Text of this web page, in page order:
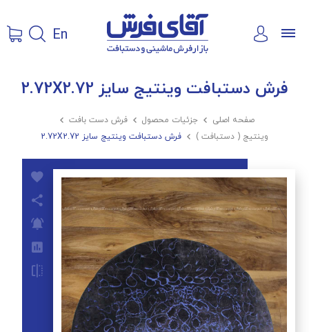
En
فرش دستبافت وینتیج سایز 2.72X2.72
صفحه اصلی  جزئیات محصول  فرش دست بافت 
وینتیج ( دستبافت )  فرش دستبافت وینتیج سایز 2.72X2.72